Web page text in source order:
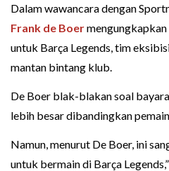
Dalam wawancara dengan
Frank de Boer
untuk Barça Legends, tim
mantan bintang klub.
De Boer blak-blakan soal
lebih besar dibandingkan
Namun, menurut De Boer, ini
untuk bermain di Barça